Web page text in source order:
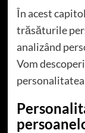
În acest
trăsăturile
analizând
Vom